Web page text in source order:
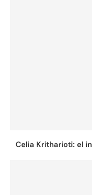
Celia Kritharioti: el